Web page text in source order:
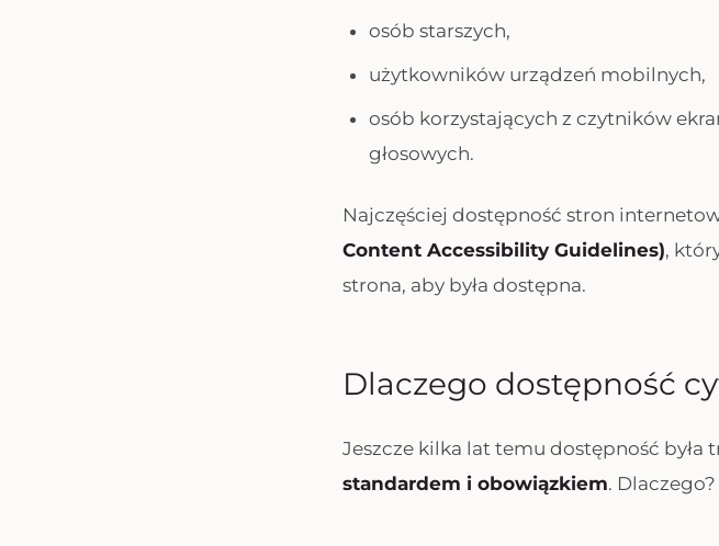
osób starszych,
użytkowników urządzeń mobilnych,
osób korzystających z czytników
głosowych.
Najczęściej dostępność stron
Content Accessibility Guidelines),
strona, aby była dostępna.
Dlaczego dostępność
Jeszcze kilka lat temu dostępność była
standardem i obowiązkiem. Dlaczego?